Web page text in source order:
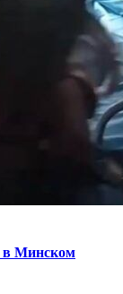
в Минском